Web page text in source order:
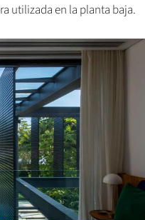
utilizada en la planta baja.